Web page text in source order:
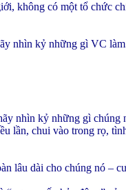
không có một tổ chức
nhìn kỷ những gì VC
nhìn kỷ những gì chúng
lần, chui vào trong rọ,
lâu dài cho chúng nó –